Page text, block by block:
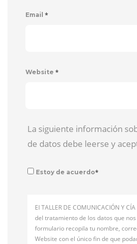
Email *
Website *
La siguiente información
de datos debe leerse y
Estoy de acuerdo*
El TALLER DE COMUNICACIÓN Y
del tratamiento de los datos que
formulario recopila tu nombre,
Website con el único fin de que